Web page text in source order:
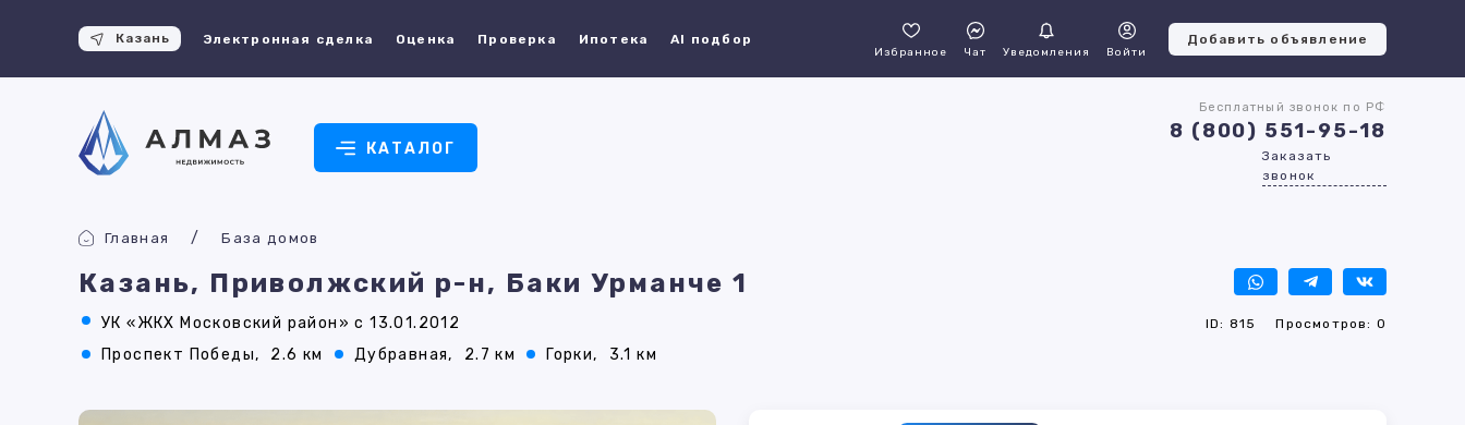
Казань Электронная сделка Оценка Проверка Ипотека AI подбор
Избранное Чат Уведомления Войти
Добавить объявление
КАТАЛОГ
Бесплатный звонок по РФ
8 (800) 551-95-18
Заказать
звонок
Главная База домов
Казань, Приволжский р-н, Баки Урманче 1
УК «ЖКХ Московский район» с 13.01.2012 ID: 815 Просмотров: 0
Проспект Победы, 2.6 км Дубравная, 2.7 км Горки, 3.1 км